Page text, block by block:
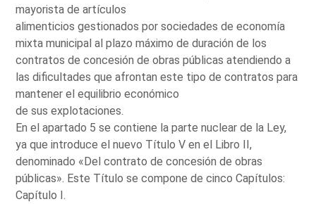
mayorista de artículos
alimenticios gestionados por sociedades de economía
mixta municipal al plazo máximo de duración de los
contratos de concesión de obras públicas atendiendo a
las dificultades que afrontan este tipo de contratos para
mantener el equilibrio económico
de sus explotaciones.
En el apartado 5 se contiene la parte nuclear de la Ley,
ya que introduce el nuevo Título V en el Libro II,
denominado «Del contrato de concesión de obras
públicas». Este Título se compone de cinco Capítulos:
Capítulo I.